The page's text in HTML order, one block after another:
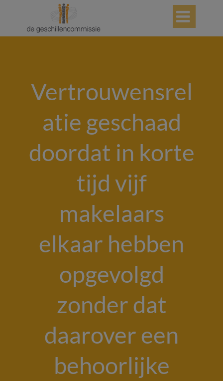

Vertrouwensrel
atie geschaad
doordat in korte
tijd vijf
makelaars
elkaar hebben
opgevolgd
zonder dat
daarover een
behoorlijke